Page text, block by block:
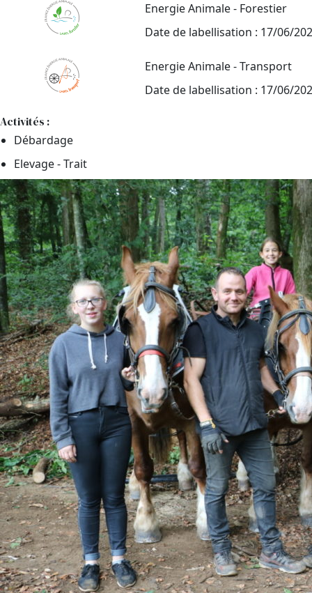
Energie Animale - Forestier
Date de labellisation : 17/06/
Energie Animale - Transport
Date de labellisation : 17/06/
Activités :
Débardage
Elevage - Trait